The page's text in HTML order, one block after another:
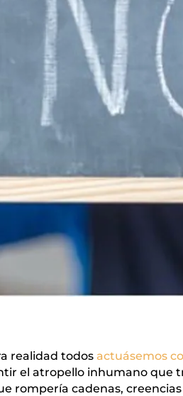
realidad todosactuásemos
el atropello inhumano
rompería cadenas,